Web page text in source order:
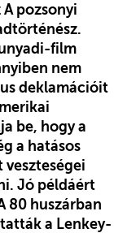
pozsonyi
film
nem
deklamációit
be, hogy a
a hatásos
veszteségei
Jó példáért
80 huszárban
a Lenkey-